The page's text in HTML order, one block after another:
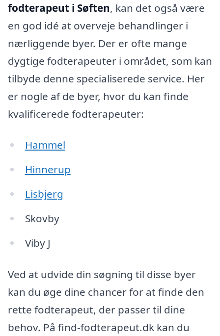
fodterapeut i Søften, kan det også være
en god idé at overveje behandlinger i
nærliggende byer. Der er ofte mange
dygtige fodterapeuter i området, som kan
tilbyde denne specialiserede service. Her
er nogle af de byer, hvor du kan finde
kvalificerede fodterapeuter:
Hammel
Hinnerup
Lisbjerg
Skovby
Viby J
Ved at udvide din søgning til disse byer
kan du øge dine chancer for at finde den
rette fodterapeut, der passer til dine
behov. På find-fodterapeut.dk kan du